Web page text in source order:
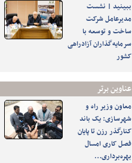
ببینید | نشست
مدیرعامل شرکت
ساخت و توسعه با
سرمایه‌گذاران آزادراهی
کشور
عناوین برتر
معاون وزیر راه و
شهرسازی: یک باند
کنارگذر رزن تا پایان
فصل کاری امسال
بهره‌برداری…